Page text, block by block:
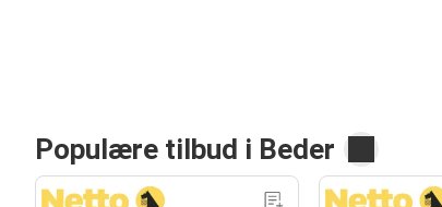
Populære tilbud i Beder